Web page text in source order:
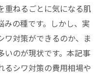
重ねるごとに気になる肌
みの種です。しかし、実
ワ対策ができるのか、ま
いのが現状です。本記事
るシワ対策の費用相場や